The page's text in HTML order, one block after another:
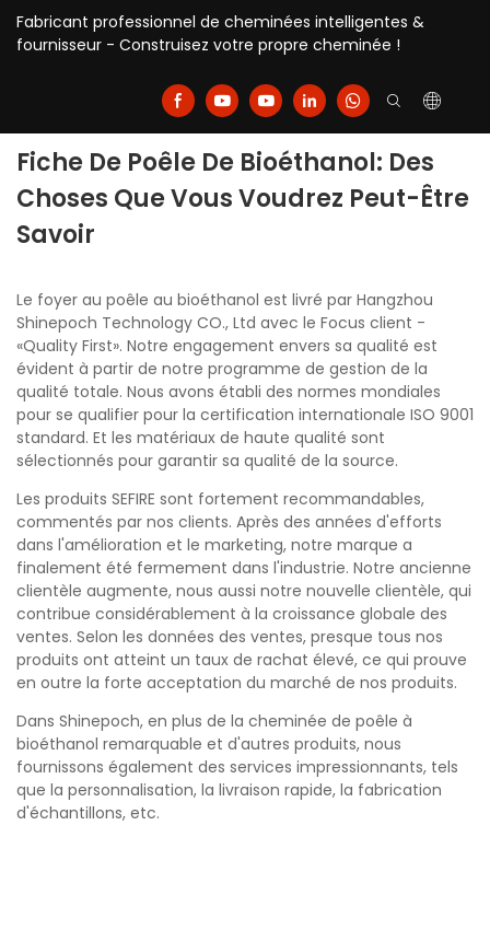
Fabricant professionnel de cheminées intelligentes &
fournisseur - Construisez votre propre cheminée !
Fiche De Poêle De Bioéthanol: Des
Choses Que Vous Voudrez Peut-Être
Savoir
Le foyer au poêle au bioéthanol est livré par Hangzhou
Shinepoch Technology CO., Ltd avec le Focus client -
«Quality First». Notre engagement envers sa qualité est
évident à partir de notre programme de gestion de la
qualité totale. Nous avons établi des normes mondiales
pour se qualifier pour la certification internationale ISO 9001
standard. Et les matériaux de haute qualité sont
sélectionnés pour garantir sa qualité de la source.
Les produits SEFIRE sont fortement recommandables,
commentés par nos clients. Après des années d'efforts
dans l'amélioration et le marketing, notre marque a
finalement été fermement dans l'industrie. Notre ancienne
clientèle augmente, nous aussi notre nouvelle clientèle, qui
contribue considérablement à la croissance globale des
ventes. Selon les données des ventes, presque tous nos
produits ont atteint un taux de rachat élevé, ce qui prouve
en outre la forte acceptation du marché de nos produits.
Dans Shinepoch, en plus de la cheminée de poêle à
bioéthanol remarquable et d'autres produits, nous
fournissons également des services impressionnants, tels
que la personnalisation, la livraison rapide, la fabrication
d'échantillons, etc.